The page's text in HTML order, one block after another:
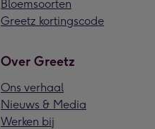
Bloemsoorten
Greetz kortingscode
Over Greetz
Ons verhaal
Nieuws & Media
Werken bij